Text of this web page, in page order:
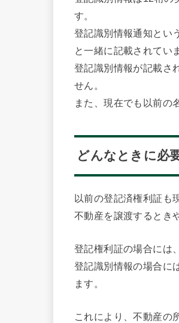
す。
登記識別情報通知とい
と一緒に記載されてい
登記識別情報が記載さ
せん。
また、現在でも以前の
どんなときに必
以前の登記済権利証も
不動産を譲渡するとき
登記権利証の場合には
登記識別情報の場合に
ます。
これにより、不動産の